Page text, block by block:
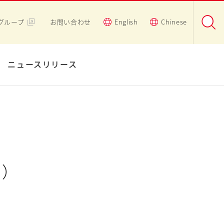
ループ お問い合わせ English Chinese
ニュースリリース